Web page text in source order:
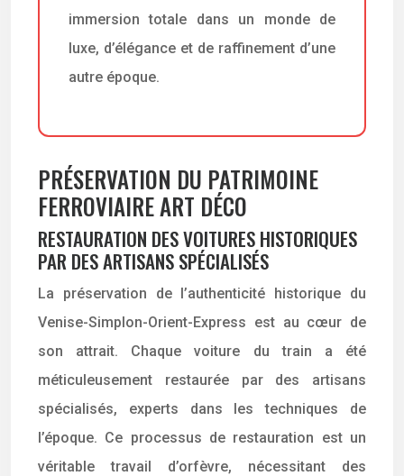
immersion totale dans un monde de
luxe, d’élégance et de raffinement d’une
autre époque.
PRÉSERVATION DU PATRIMOINE
FERROVIAIRE ART DÉCO
RESTAURATION DES VOITURES HISTORIQUES
PAR DES ARTISANS SPÉCIALISÉS
La préservation de l’authenticité historique du
Venise-Simplon-Orient-Express est au cœur de
son attrait. Chaque voiture du train a été
méticuleusement restaurée par des artisans
spécialisés, experts dans les techniques de
l’époque. Ce processus de restauration est un
véritable travail d’orfèvre, nécessitant des